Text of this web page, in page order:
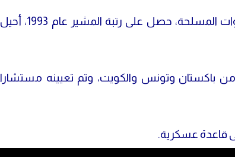
في عام 1991 أصبح وزيرا للدفاع والقائد العام للقوات المسلحة، حصل على رتبة المشير عام 1993، أحيل
باكستان وتونس والكويت، وتم تعيينه مستشارا
قاعدة عسكرية.